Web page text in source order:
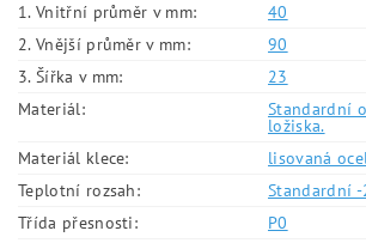
1. Vnitřní průměr v mm:
40
2. Vnější průměr v mm:
90
3. Šířka v mm:
23
Materiál:
Standardní
ložiska.
Materiál klece:
lisovaná
Teplotní rozsah:
Standardní
Třída přesnosti:
P0